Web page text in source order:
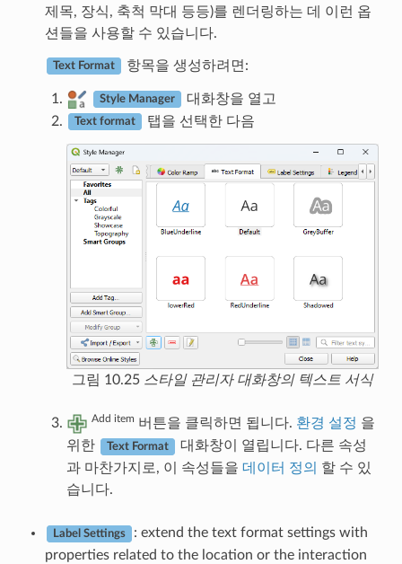
제목, 장식, 축척 막대 등등)를 렌더링하는 데 이런 옵
션들을 사용할 수 있습니다.
Text Format 항목을 생성하려면:
Style Manager 대화창을 열고
Text format 탭을 선택한 다음
그림 10.25 스타일 관리자 대화창의 텍스트 서식
Add item 버튼을 클릭하면 됩니다. 환경 설정 을
위한
Text Format
대화창이 열립니다. 다른 속성
과 마찬가지로, 이 속성들을 데이터 정의 할 수 있
습니다.
Label Settings
: extend the text format settings with
properties related to the location or the interaction